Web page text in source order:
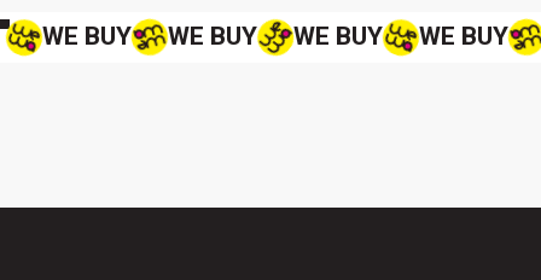
WE BUY WE BUY WE BUY WE BUY